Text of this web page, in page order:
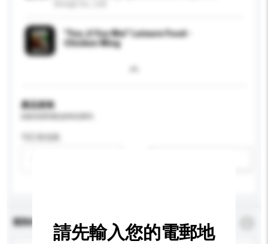
"You Ji You Wei" Leisure Food -
Chicken Wing
產品規格
查詢內容 必須填寫
請先輸入您的電郵地